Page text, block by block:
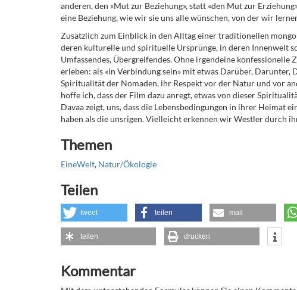
anderen, den «Mut zur Beziehung», statt «den Mut zur
eine Beziehung, wie wir sie uns alle wünschen, von der wir
Zusätzlich zum Einblick in den Alltag einer traditionellen
deren kulturelle und spirituelle Ursprünge, in deren Innenwelt
Umfassendes, Übergreifendes. Ohne irgendeine
erleben: als «in Verbindung sein» mit etwas Darüber,
Spiritualität der Nomaden, ihr Respekt vor der Natur und vor
hoffe ich, dass der Film dazu anregt, etwas von dieser
Davaa zeigt, uns, dass die Lebensbedingungen in ihrer Heimat
haben als die unsrigen. Vielleicht erkennen wir Westler durch
Themen
EineWelt, Natur/Ökologie
Teilen
tweet teilen mail
teilen drucken
Kommentar